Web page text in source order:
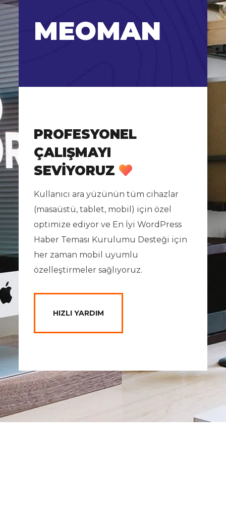
MEOMAN
PROFESYONEL
ÇALIŞMAYI
SEVIYORUZ
Kullanıcı ara yüzünün tüm cihazlar
(masaüstü, tablet, mobil) için özel
optimize ediyor ve En İyi WordPress
Haber Teması Kurulumu Desteği için
her zaman mobil uyumlu
özelleştirmeler sağlıyoruz.
HIZLI YARDIM